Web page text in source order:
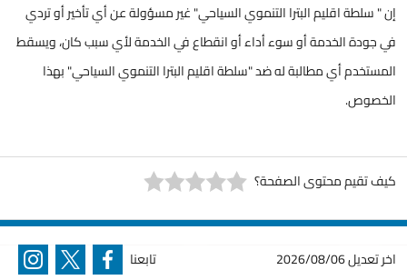
إن " سلطة اقليم البترا التنموي السياحي" غير مسؤولة عن أي تأخير أو تردي
في جودة الخدمة أو سوء أداء أو انقطاع في الخدمة لأي سبب كان، ويسقط
المستخدم أي مطالبة له ضد "سلطة اقليم البترا التنموي السياحي" بهذا
الخصوص.
كيف تقيم محتوى الصفحة؟
اخر تعديل2026/08/06 تابعنا